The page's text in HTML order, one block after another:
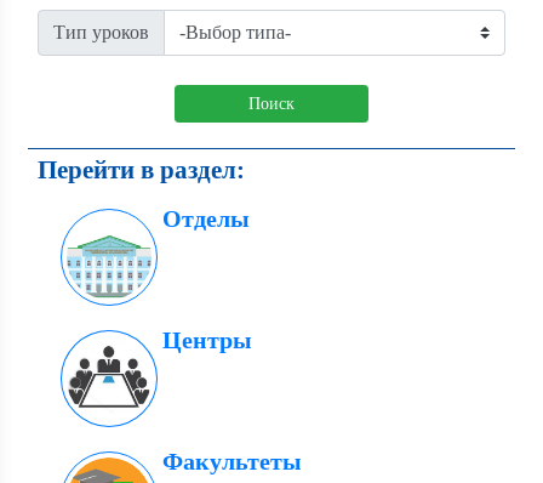
Тип уроков
Поиск
Перейти в раздел:
Отделы
Центры
Факультеты